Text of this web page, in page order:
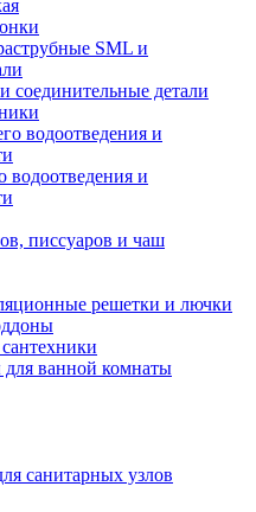
SML и
детали
водоотведения и
водоотведения и
писсуаров и чаш
решетки и лючки
для ванной комнаты
санитарных узлов